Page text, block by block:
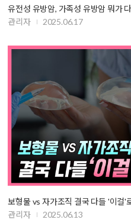
유전성 유방암, 가족성 유방암 뭐가
관리자
2025.06.17
보형물 vs 자가조직 결국 다들 '이걸'
관리자
2025.06.13